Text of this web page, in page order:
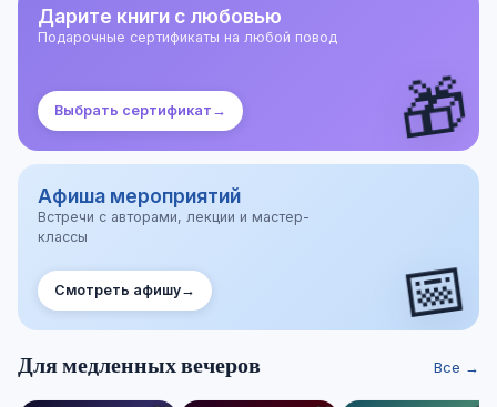
Дарите книги с любовью
Подарочные сертификаты на любой повод
Выбрать сертификат → 🎁
Афиша мероприятий
Встречи с авторами, лекции и мастер-
классы
Смотреть афишу→ 📅
Для медленных вечеров Все →